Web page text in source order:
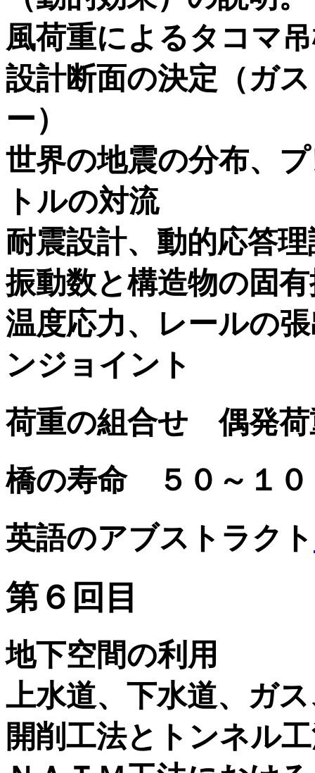
風荷重によるタコマ
設計断面の決定（ガ
ー）
世界の地震の分布、
トルの対流
耐震設計、動的応答
振動数と構造物の固
温度応力、レールの
ンジョイント
荷重の組合せ 偶発荷
橋の寿命 ５０～１０
英語のアブストラクト
第６回目
地下空間の利用
上水道、下水道、ガ
開削工法とトンネル